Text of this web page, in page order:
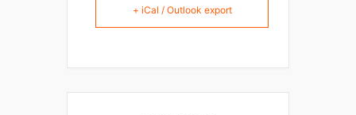
+ iCal / Outlook export